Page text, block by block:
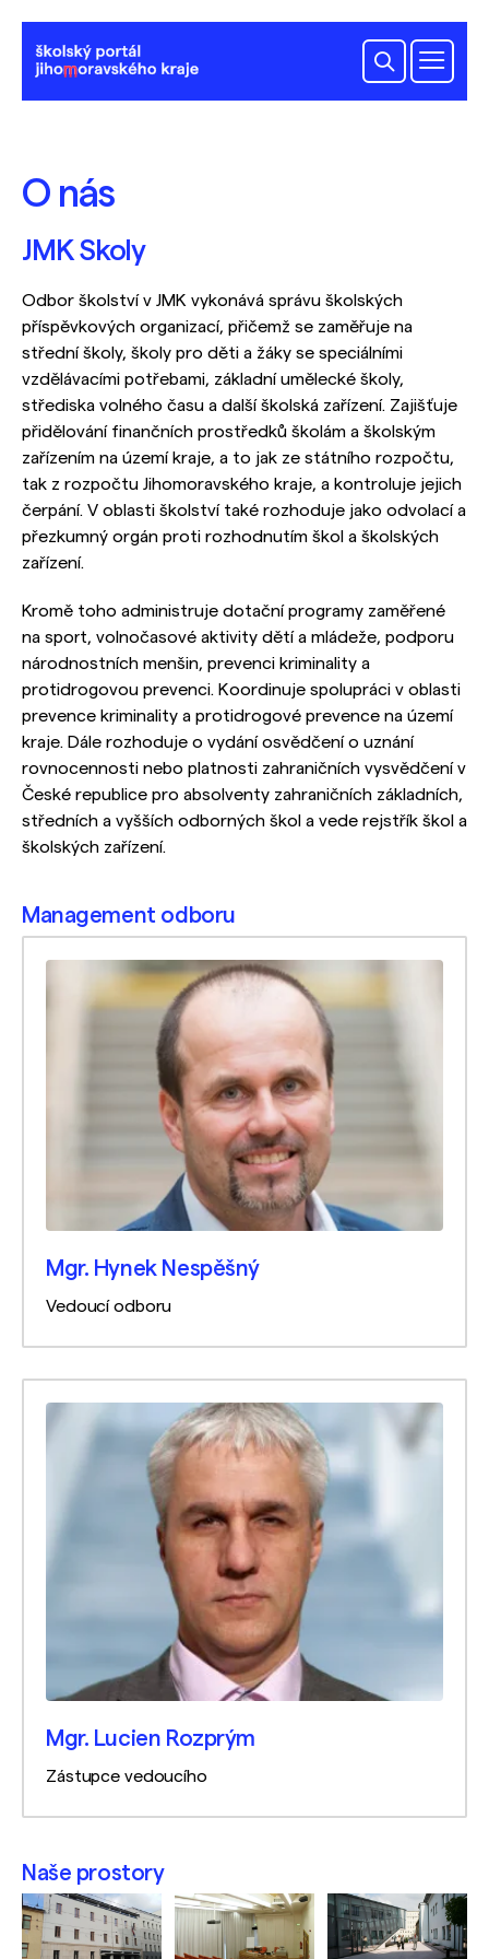
O nás
JMK Skoly
Odbor školství v JMK vykonává správu školských
příspěvkových organizací, přičemž se zaměřuje na
střední školy, školy pro děti a žáky se speciálními
vzdělávacími potřebami, základní umělecké školy,
střediska volného času a další školská zařízení. Zajišťuje
přidělování finančních prostředků školám a školským
zařízením na území kraje, a to jak ze státního rozpočtu,
tak z rozpočtu Jihomoravského kraje, a kontroluje jejich
čerpání. V oblasti školství také rozhoduje jako odvolací a
přezkumný orgán proti rozhodnutím škol a školských
zařízení.
Kromě toho administruje dotační programy zaměřené
na sport, volnočasové aktivity dětí a mládeže, podporu
národnostních menšin, prevenci kriminality a
protidrogovou prevenci. Koordinuje spolupráci v oblasti
prevence kriminality a protidrogové prevence na území
kraje. Dále rozhoduje o vydání osvědčení o uznání
rovnocennosti nebo platnosti zahraničních vysvědčení v
České republice pro absolventy zahraničních základních,
středních a vyšších odborných škol a vede rejstřík škol a
školských zařízení.
Management odboru
Mgr. Hynek Nespěšný
Vedoucí odboru
Mgr. Lucien Rozprým
Zástupce vedoucího
Naše prostory